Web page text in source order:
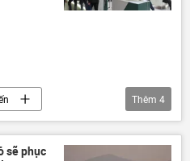
Công nghiệp
Thêm 4
sẽ phục